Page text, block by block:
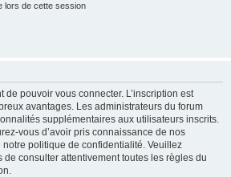
lors de cette session
de pouvoir vous connecter. L’inscription est
avantages. Les administrateurs du forum
supplémentaires aux utilisateurs inscrits.
vous d’avoir pris connaissance de nos
notre politique de confidentialité. Veuillez
consulter attentivement toutes les règles du